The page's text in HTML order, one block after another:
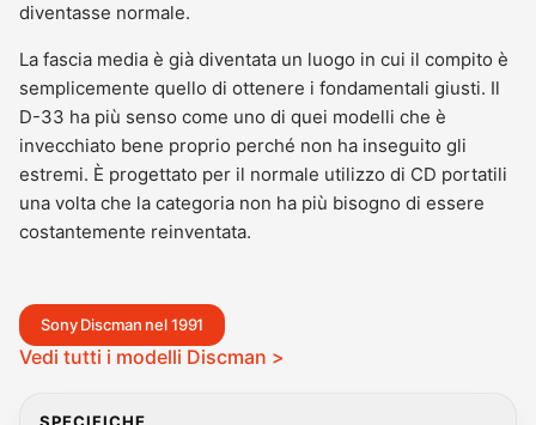
diventasse normale.
La fascia media è già diventata un luogo in cui il compito è
semplicemente quello di ottenere i fondamentali giusti. Il
D-33 ha più senso come uno di quei modelli che è
invecchiato bene proprio perché non ha inseguito gli
estremi. È progettato per il normale utilizzo di CD portatili
una volta che la categoria non ha più bisogno di essere
costantemente reinventata.
Sony Discman nel 1991
Vedi tutti i modelli Discman >